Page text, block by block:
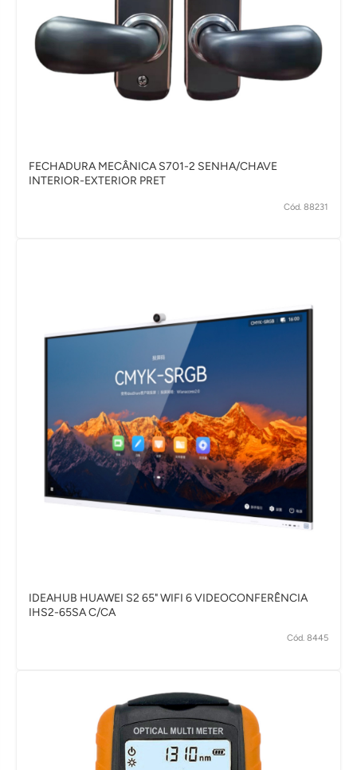
FECHADURA MECÂNICA S701-2 SENHA/CHAVE
INTERIOR-EXTERIOR PRET
Cód. 88231
IDEAHUB HUAWEI S2 65" WIFI 6 VIDEOCONFERÊNCIA
IHS2-65SA C/CA
Cód. 8445